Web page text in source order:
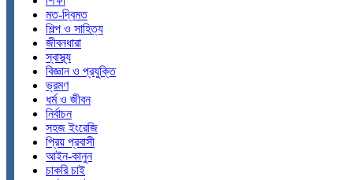
মত-দ্বিমত
শিল্প ও সাহিত্য
জীবনধারা
স্বাস্থ্য
বিজ্ঞান ও প্রযুক্তি
ভ্রমণ
ধর্ম ও জীবন
নির্বাচন
সহজ ইংরেজি
প্রিয় প্রবাসী
আইন-কানুন
চাকরি চাই